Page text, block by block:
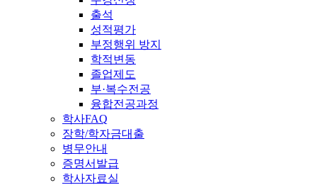
출석
성적평가
부정행위 방지
학적변동
졸업제도
부·복수전공
융합전공과정
학사FAQ
장학/학자금대출
병무안내
증명서발급
학사자료실